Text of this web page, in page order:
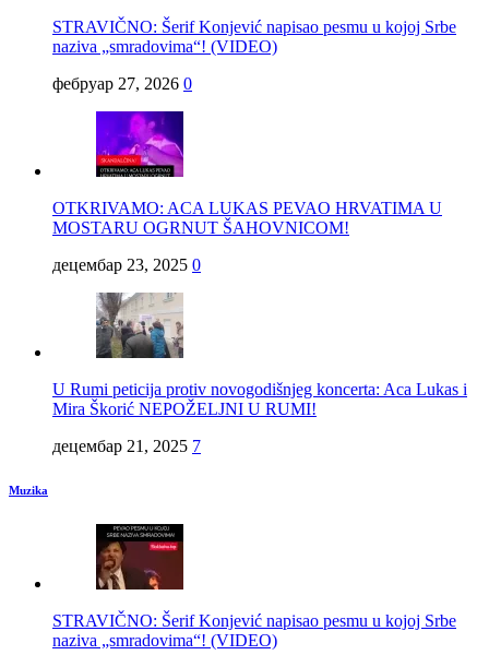
STRAVIČNO: Šerif Konjević napisao pesmu u kojoj Srbe
naziva „smradovima“! (VIDEO)
фебруар 27, 2026 0
OTKRIVAMO: ACA LUKAS PEVAO HRVATIMA U
MOSTARU OGRNUT ŠAHOVNICOM!
децембар 23, 2025 0
U Rumi peticija protiv novogodišnjeg koncerta: Aca Lukas i
Mira Škorić NEPOŽELJNI U RUMI!
децембар 21, 2025 7
Muzika
STRAVIČNO: Šerif Konjević napisao pesmu u kojoj Srbe
naziva „smradovima“! (VIDEO)